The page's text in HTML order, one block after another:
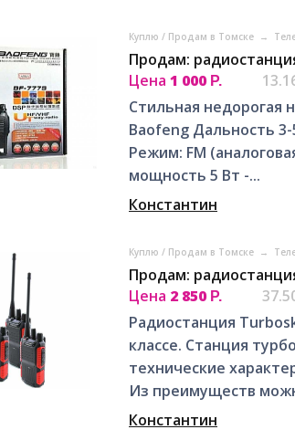
Куплю / Продам в Томске →
Продам:
Цена 1 000 Р.
Стильная недорогая
Baofeng Дальность
Режим: FM
мощность 5 Вт -...
Константин
Куплю / Продам в Томске →
Продам:
Цена 2 850 Р.
Радиостанция
классе. Станция
технические
Из преимуществ
Константин